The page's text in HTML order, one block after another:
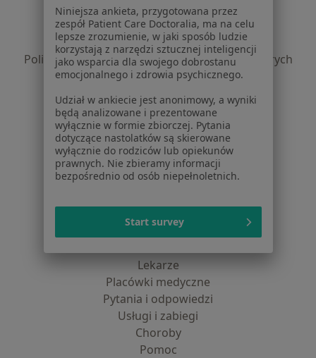
Regulamin
Polityka prywatności pacjentów
Polityka prywatności profesjonalistów
Polityka prywatności dla profesjonalistów, których
dane pozyskaliśmy samodzielnie
Polityka cookies
Jak działają wyniki wyszukiwania
Dostępność
O nas
Praca Rekrutujemy!
Partnerzy
Kontakt
Dla pacjentów
Lekarze
Placówki medyczne
Pytania i odpowiedzi
Usługi i zabiegi
Choroby
Pomoc
Niniejsza ankieta, przygotowana przez
zespół Patient Care Doctoralia, ma na celu
lepsze zrozumienie, w jaki sposób ludzie
korzystają z narzędzi sztucznej inteligencji
jako wsparcia dla swojego dobrostanu
emocjonalnego i zdrowia psychicznego.
Udział w ankiecie jest anonimowy, a wyniki
będą analizowane i prezentowane
wyłącznie w formie zbiorczej. Pytania
dotyczące nastolatków są skierowane
wyłącznie do rodziców lub opiekunów
prawnych. Nie zbieramy informacji
bezpośrednio od osób niepełnoletnich.
Start survey